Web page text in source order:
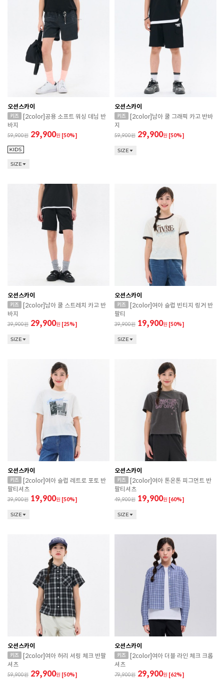
오션스카이
[2color]공용 소프트 워싱 데님 반
바지
59,900 29,900원 [50%]
SIZE
오션스카이
[2color]남아 쿨 그래픽 카고 반바
지
59,900 29,900원 [50%]
SIZE
오션스카이
[2color]남아 쿨 스트레치 카고 반
바지
39,900 29,900원 [25%]
SIZE
오션스카이
[2color]여아 슬럽 빈티지 링거 반
팔티
39,900 19,900원 [50%]
SIZE
오션스카이
[2color]여아 슬럽 레트로 포토 반
팔티셔츠
39,900 19,900원 [50%]
SIZE
오션스카이
[2color]여아 톤온톤 피그먼트 반
팔티셔츠
49,900 19,900원 [60%]
SIZE
오션스카이
[2color]여아 허리 셔링 체크 반팔
셔츠
59,900 29,900원 [50%]
오션스카이
[2color]여아 더블 라인 체크 크롭
셔츠
79,900 29,900원 [62%]